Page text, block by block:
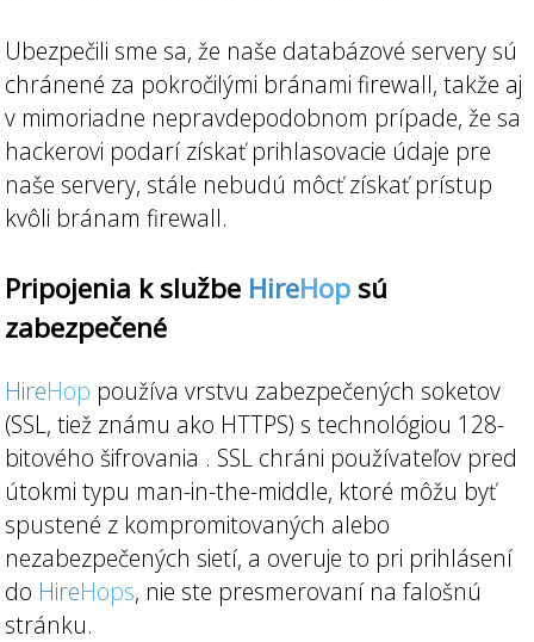
Ubezpečili sme sa, že naše databázové servery sú
chránené za pokročilými bránami firewall, takže aj
v mimoriadne nepravdepodobnom prípade, že sa
hackerovi podarí získať prihlasovacie údaje pre
naše servery, stále nebudú môcť získať prístup
kvôli bránam firewall.
Pripojenia k službe HireHop sú
zabezpečené
HireHop používa vrstvu zabezpečených soketov
(SSL, tiež známu ako HTTPS) s technológiou 128-
bitového šifrovania . SSL chráni používateľov pred
útokmi typu man-in-the-middle, ktoré môžu byť
spustené z kompromitovaných alebo
nezabezpečených sietí, a overuje to pri prihlásení
do HireHops, nie ste presmerovaní na falošnú
stránku.